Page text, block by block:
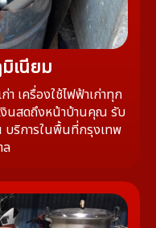
เนียม
เครื่องใช้ไฟฟ้าเก่าทุก
งินสดถึงหน้าบ้านคุณ รับ
บริการในพื้นที่กรุงเทพ